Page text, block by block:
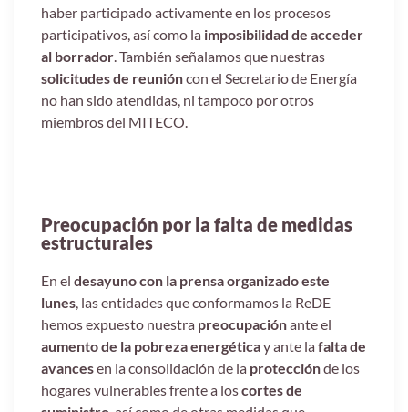
haber participado activamente en los procesos
participativos, así como la imposibilidad de acceder
al borrador. También señalamos que nuestras
solicitudes de reunióncon el Secretario de Energía
no han sido atendidas, ni tampoco por otros
miembros del MITECO.
Preocupación por la falta de medidas
estructurales
En el desayuno con la prensa organizado este
lunes, las entidades que conformamos la ReDE
hemos expuesto nuestra preocupaciónante el
aumento de la pobreza energéticay ante lafalta de
avancesen la consolidación de la protecciónde los
hogares vulnerables frente a loscortes de